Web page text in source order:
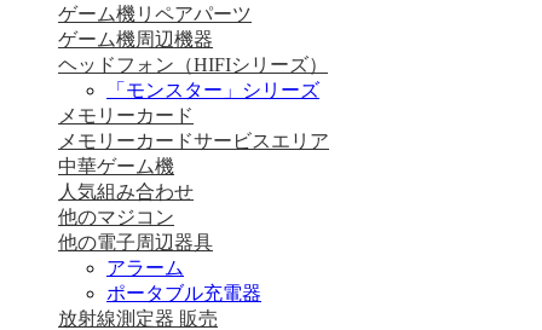
ゲーム機リペアパーツ
ゲーム機周辺機器
ヘッドフォン（HIFIシリーズ）
「モンスター」シリーズ
メモリーカード
メモリーカードサービスエリア
中華ゲーム機
人気組み合わせ
他のマジコン
他の電子周辺器具
アラーム
ポータブル充電器
放射線測定器 販売